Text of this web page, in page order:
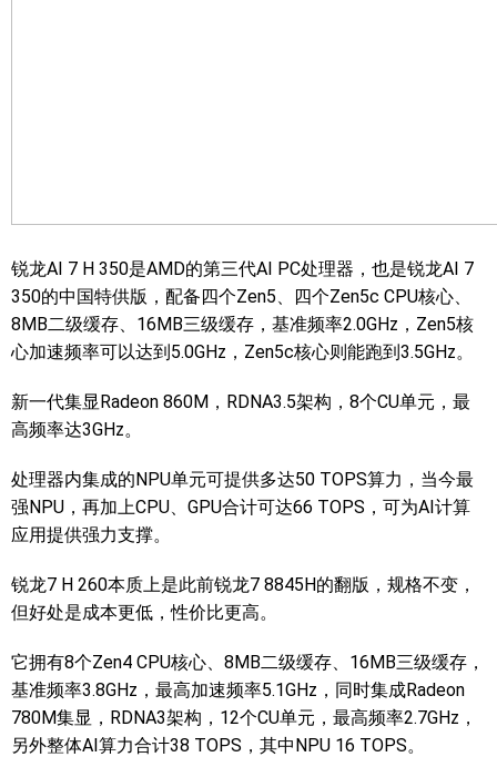
锐龙AI 7 H 350是AMD的第三代AI PC处理器，也是锐龙AI 7
350的中国特供版，配备四个Zen5、四个Zen5c CPU核心、
8MB二级缓存、16MB三级缓存，基准频率2.0GHz，Zen5核
心加速频率可以达到5.0GHz，Zen5c核心则能跑到3.5GHz。
新一代集显Radeon 860M，RDNA3.5架构，8个CU单元，最
高频率达3GHz。
处理器内集成的NPU单元可提供多达50 TOPS算力，当今最
强NPU，再加上CPU、GPU合计可达66 TOPS，可为AI计算
应用提供强力支撑。
锐龙7 H 260本质上是此前锐龙7 8845H的翻版，规格不变，
但好处是成本更低，性价比更高。
它拥有8个Zen4 CPU核心、8MB二级缓存、16MB三级缓存，
基准频率3.8GHz，最高加速频率5.1GHz，同时集成Radeon
780M集显，RDNA3架构，12个CU单元，最高频率2.7GHz，
另外整体AI算力合计38 TOPS，其中NPU 16 TOPS。